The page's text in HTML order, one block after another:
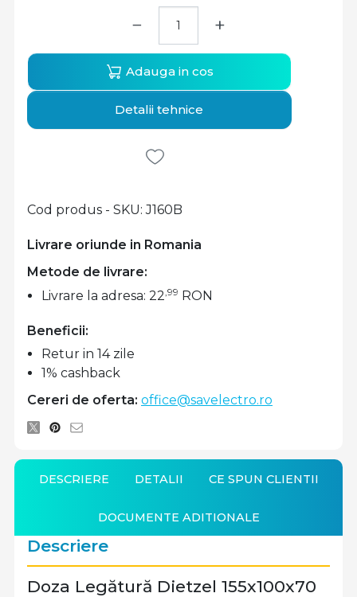
Livrare oriunde in Romania
Cod produs - SKU J160B
Metode de livrare:
Livrare la adresa: 22,99 RON
− +
Adauga in cos
Detalii tehnice
Beneficii:
Retur in 14 zile
1% cashback
Cereri de oferta: office@savelectro.ro
DESCRIERE DETALII CE SPUN CLIENTII
DOCUMENTE ADITIONALE
Descriere
Doza Legătură Dietzel 155x100x70